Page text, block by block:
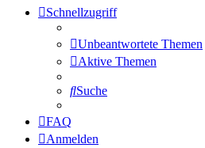
Schnellzugriff
Unbeantwortete Themen
Aktive Themen
Suche
FAQ
Anmelden